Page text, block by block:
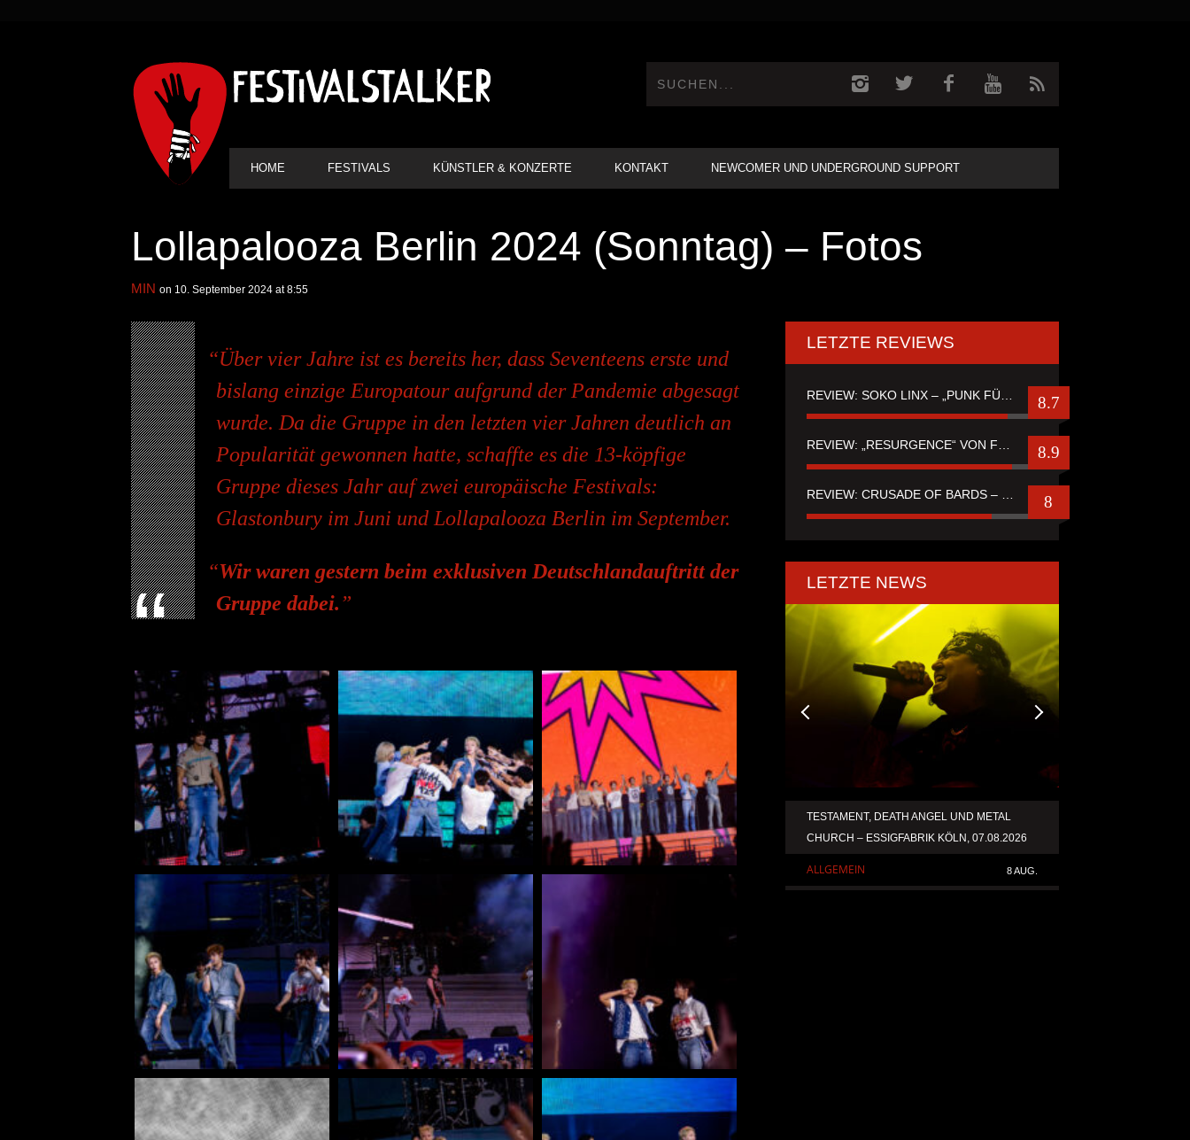
HAUPT-
NAVIGATION
HOME FESTIVALS KÜNSTLER & KONZERTE KONTAKT NEWCOMER UND UNDERGROUND SUPPORT
Lollapalooza Berlin 2024 (Sonntag) – Fotos
MIN on 10. September 2024 at 8:55
Über vier Jahre ist es bereits her, dass Seventeens erste und
bislang einzige Europatour aufgrund der Pandemie abgesagt
wurde. Da die Gruppe in den letzten vier Jahren deutlich an
Popularität gewonnen hatte, schaffte es die 13-köpfige
Gruppe dieses Jahr auf zwei europäische Festivals:
Glastonbury im Juni und Lollapalooza Berlin im September.
Wir waren gestern beim exklusiven Deutschlandauftritt der
Gruppe dabei.
LETZTE REVIEWS
8.7
REVIEW: „RESURGENCE“ VON FUTURE PALACE 8.9
REVIEW: CRUSADE OF BARDS – “TALES OF DISTANT WORLDS“ 8
LETZTE NEWS
TESTAMENT, DEATH ANGEL UND METAL
CHURCH – ESSIGFABRIK KÖLN, 07.08.2026
ALLGEMEIN 8 AUG.
KAI HANSEN DIE ZWEITE SINGLE „WELCOME
TO LIFE“ AUS SEINEM KOMMENDEN
SOLOALBUM „BORN WITH A HAMMER“
ALLGEMEIN
REVIEW: SOKO LINX – „PUNK FÜR LEUTE,
DIE PUNK HASZEN“
ALBUM REVIEW